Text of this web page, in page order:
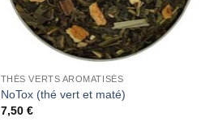
THÉS VERTS AROMATISÉS
NoTox (thé vert et maté)
7,50 €